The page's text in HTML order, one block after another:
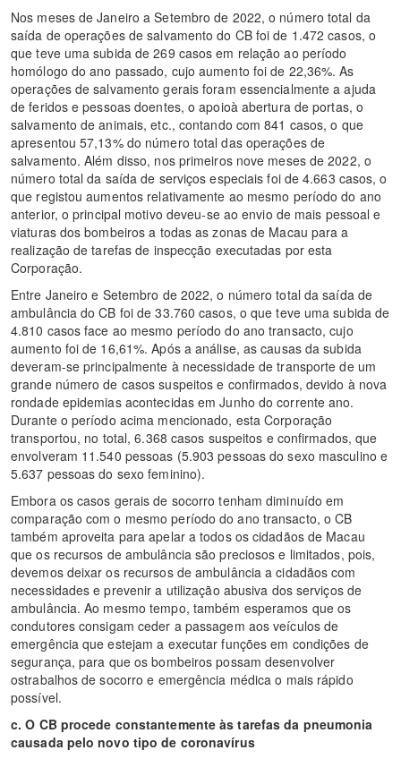
Nos meses de Janeiro a Setembro de 2022, o número total da
saída de operações de salvamento do CB foi de 1.472 casos, o
que teve uma subida de 269 casos em relação ao período
homólogo do ano passado, cujo aumento foi de 22,36%. As
operações de salvamento gerais foram essencialmente a ajuda
de feridos e pessoas doentes, o apoioà abertura de portas, o
salvamento de animais, etc., contando com 841 casos, o que
apresentou 57,13% do número total das operações de
salvamento. Além disso, nos primeiros nove meses de 2022, o
número total da saída de serviços especiais foi de 4.663 casos, o
que registou aumentos relativamente ao mesmo período do ano
anterior, o principal motivo deveu-se ao envio de mais pessoal e
viaturas dos bombeiros a todas as zonas de Macau para a
realização de tarefas de inspecção executadas por esta
Corporação.
Entre Janeiro e Setembro de 2022, o número total da saída de
ambulância do CB foi de 33.760 casos, o que teve uma subida de
4.810 casos face ao mesmo período do ano transacto, cujo
aumento foi de 16,61%. Após a análise, as causas da subida
deveram-se principalmente à necessidade de transporte de um
grande número de casos suspeitos e confirmados, devido à nova
rondade epidemias acontecidas em Junho do corrente ano.
Durante o período acima mencionado, esta Corporação
transportou, no total, 6.368 casos suspeitos e confirmados, que
envolveram 11.540 pessoas (5.903 pessoas do sexo masculino e
5.637 pessoas do sexo feminino).
Embora os casos gerais de socorro tenham diminuído em
comparação com o mesmo período do ano transacto, o CB
também aproveita para apelar a todos os cidadãos de Macau
que os recursos de ambulância são preciosos e limitados, pois,
devemos deixar os recursos de ambulância a cidadãos com
necessidades e prevenir a utilização abusiva dos serviços de
ambulância. Ao mesmo tempo, também esperamos que os
condutores consigam ceder a passagem aos veículos de
emergência que estejam a executar funções em condições de
segurança, para que os bombeiros possam desenvolver
ostrabalhos de socorro e emergência médica o mais rápido
possível.
c.O CB procede constantemente às tarefas da pneumonia
causada pelo novo tipo de coronavírus